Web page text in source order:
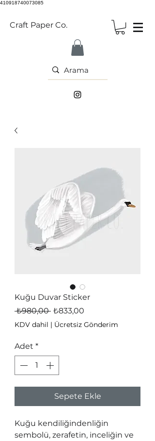
410918740073085
Craft Paper Co.
Kuğu Duvar Sticker
₺980,00 Normal
Fiyat
₺833,00
Fiyat
KDV dahil | Ücretsiz Gönderim
Adet *
Sepete Ekle
Kuğu kendiliğindenliğin
sembolü, zerafetin, inceliğin ve